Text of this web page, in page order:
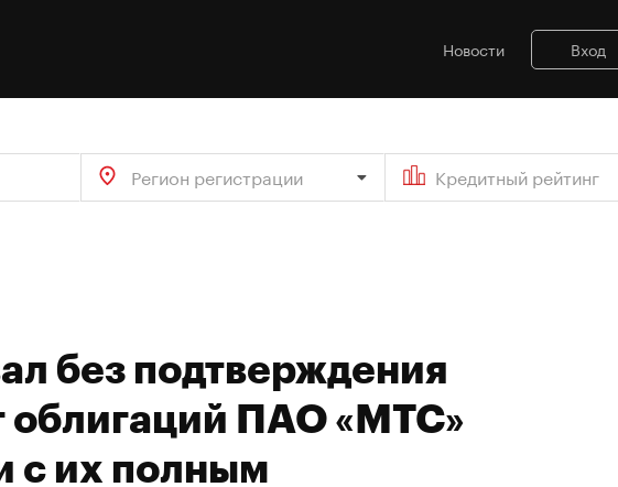
Новости Вход
Регион регистрации Кредитный рейтинг
без подтверждения
облигаций ПАО «МТС»
с их полным